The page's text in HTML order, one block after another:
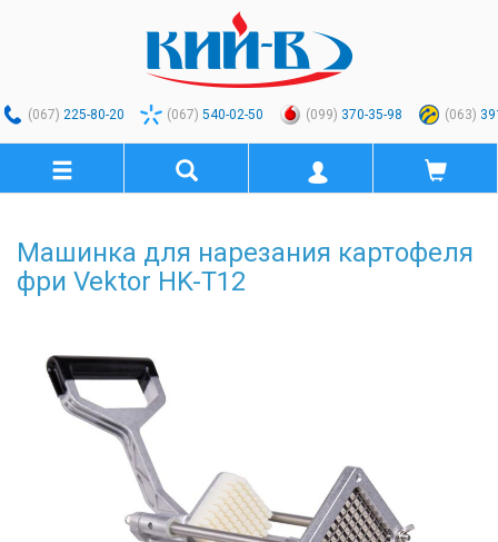
(067) 225-80-20 (067) 540-02-50 (099) 370-35-98 (063)
Машинка для нарезания картофеля
фри Vektor HK-T12